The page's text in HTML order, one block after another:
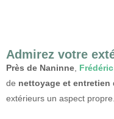
Admirez votre
Près de Naninne
de nettoyage et entretien
extérieurs un aspect propre.